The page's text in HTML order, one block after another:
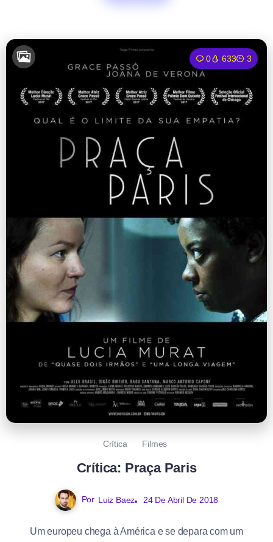
0 633 3
Crítica Filmes
Crítica: Praça Paris
Por Luiz Baez 24 De Abril De 2018
Um europeu chega à América e se depara com um